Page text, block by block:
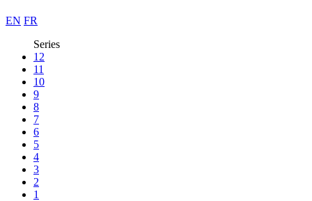
EN FR
Series
12
11
10
9
8
7
6
5
4
3
2
1